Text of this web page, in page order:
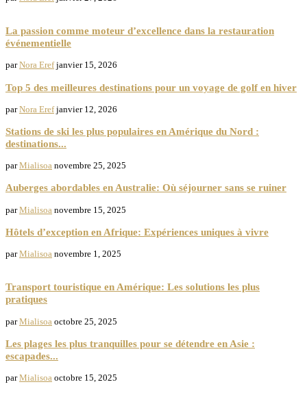
La passion comme moteur d’excellence dans la restauration
événementielle
parNora Eref janvier 15, 2026
Top 5 des meilleures destinations pour un voyage de golf en hiver
parNora Eref janvier 12, 2026
Stations de ski les plus populaires en Amérique du Nord :
destinations...
parMialisoa novembre 25, 2025
Auberges abordables en Australie: Où séjourner sans se ruiner
parMialisoa novembre 15, 2025
Hôtels d’exception en Afrique: Expériences uniques à vivre
parMialisoa novembre 1, 2025
Transport touristique en Amérique: Les solutions les plus
pratiques
parMialisoa octobre 25, 2025
Les plages les plus tranquilles pour se détendre en Asie :
escapades...
parMialisoa octobre 15, 2025